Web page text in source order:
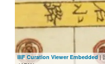
IIIF Curation Viewer Embedded |